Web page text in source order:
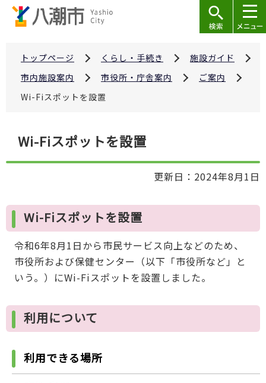
トップページ くらし・手続き
施設ガイド
市内施設案内
市役所・庁舎案内
ご案内
Wi-Fiスポットを設置
こ
ら
Wi-Fiスポットを設置
更新日：2024年8月1日
Wi-Fiスポットを設置
令和6年8月1日から市民サービス向上などのため、
市役所および保健センター（以下「市役所など」と
いう。）にWi-Fiスポットを設置しました。
利用について
利用できる場所